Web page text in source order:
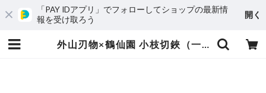
「PAY IDアプリ」でフォローしてショップの最新情
報を受け取ろう
開く
外山刃物×鶴仙園 小枝切鋏（一丁) | 鶴仙園